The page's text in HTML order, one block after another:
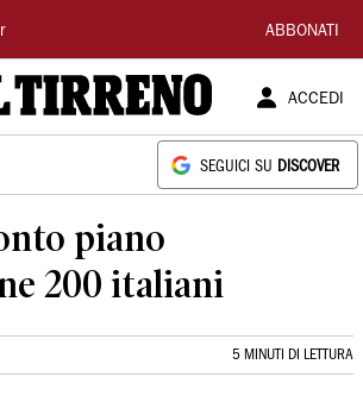
ABBONATI
ACCEDI
SEGUICI SU DISCOVER
piano
200 italiani
5 MINUTI DI LETTURA